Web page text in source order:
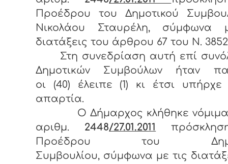
Προέδρου του Δημοτικού
Νικολάου Σταυρέλη, σύμφωνα
διατάξεις του άρθρου 67 του Ν.
Στη συνεδρίαση αυτή επί
Δημοτικών Συμβούλων ήταν
οι (40) έλειπε (1) κι έτσι υπήρχε
απαρτία.
Ο Δήμαρχος κλήθηκε νόμιμα
αριθμ. 2448/27.01.2011
Προέδρου του
Συμβουλίου, σύμφωνα με τις